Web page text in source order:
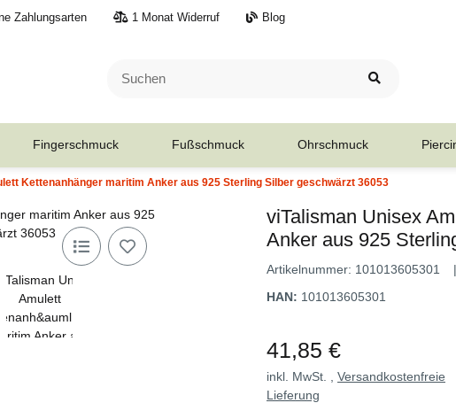
Zahlungsarten 1 Monat Widerruf Blog
Fingerschmuck Fußschmuck Ohrschmuck
Kettenanhänger maritim Anker aus 925 Sterling Silber geschwärzt 36053
viTalisman Unisex
Anker aus 925
Artikelnummer: 101013605301
HAN: 101013605301
41,85 €
inkl. MwSt. , Versandkostenfreie
Lieferung